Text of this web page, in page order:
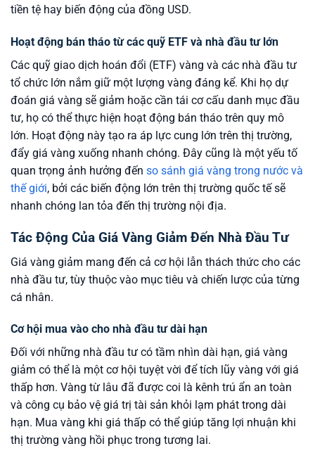
tiền tệ hay biến động của đồng USD.
Hoạt động bán tháo từ các quỹ ETF và nhà đầu tư lớn
Các quỹ giao dịch hoán đổi (ETF) vàng và các nhà đầu tư
tổ chức lớn nắm giữ một lượng vàng đáng kể. Khi họ dự
đoán giá vàng sẽ giảm hoặc cần tái cơ cấu danh mục đầu
tư, họ có thể thực hiện hoạt động bán tháo trên quy mô
lớn. Hoạt động này tạo ra áp lực cung lớn trên thị trường,
đẩy giá vàng xuống nhanh chóng. Đây cũng là một yếu tố
quan trọng ảnh hưởng đến so sánh giá vàng trong nước và
thế giới, bởi các biến động lớn trên thị trường quốc tế sẽ
nhanh chóng lan tỏa đến thị trường nội địa.
Tác Động Của Giá Vàng Giảm Đến Nhà Đầu Tư
Giá vàng giảm mang đến cả cơ hội lẫn thách thức cho các
nhà đầu tư, tùy thuộc vào mục tiêu và chiến lược của từng
cá nhân.
Cơ hội mua vào cho nhà đầu tư dài hạn
Đối với những nhà đầu tư có tầm nhìn dài hạn, giá vàng
giảm có thể là một cơ hội tuyệt vời để tích lũy vàng với giá
thấp hơn. Vàng từ lâu đã được coi là kênh trú ẩn an toàn
và công cụ bảo vệ giá trị tài sản khỏi lạm phát trong dài
hạn. Mua vàng khi giá thấp có thể giúp tăng lợi nhuận khi
thị trường vàng hồi phục trong tương lai.